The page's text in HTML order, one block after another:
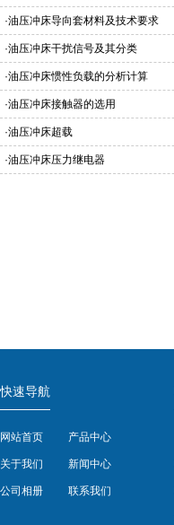
·油压冲床导向套材料及技术要求
·油压冲床干扰信号及其分类
·油压冲床惯性负载的分析计算
·油压冲床接触器的选用
·油压冲床超载
·油压冲床压力继电器
快速导航
网站首页 产品中心
关于我们 新闻中心
公司相册 联系我们